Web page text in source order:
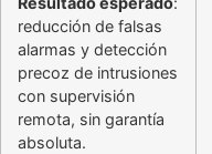
reducción de falsas
alarmas y detección
precoz de intrusiones
con supervisión
remota, sin garantía
absoluta.